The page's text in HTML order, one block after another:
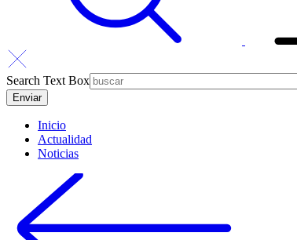
Search Text Box
Inicio
Actualidad
Noticias